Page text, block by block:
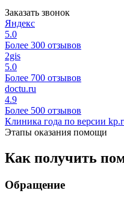
Заказать звонок
Яндекс
5.0
Более 300 отзывов
2gis
5.0
Более 700 отзывов
doctu.ru
4.9
Более 500 отзывов
Клиника года по версии
Этапы оказания помощи
Как получить
Обращение